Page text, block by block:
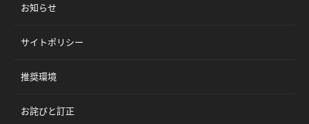
お知らせ
サイトポリシー
推奨環境
お詫びと訂正